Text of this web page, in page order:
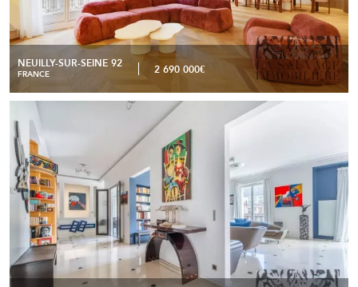
NEUILLY-SUR-SEINE 92
FRANCE 2 690 000€
Appartement d’exception à proximité immédiate de la
Place de l’Étoile
READ MORE